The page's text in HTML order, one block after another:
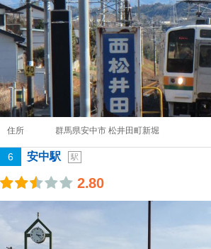
住所 群馬県安中市 松井田町新堀
6 安中駅 駅
2.80